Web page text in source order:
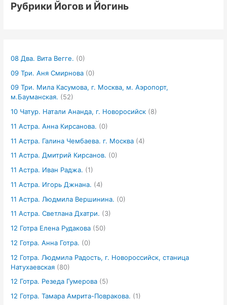
Рубрики Йогов и Йогинь
08 Два. Вита Вегге. (0)
09 Три. Аня Смирнова (0)
09 Три. Мила Касумова, г. Москва, м. Аэропорт,
м.Бауманская. (52)
10 Чатур. Натали Ананда, г. Новоросийск (8)
11 Астра. Анна Кирсанова. (0)
11 Астра. Галина Чембаева. г. Москва (4)
11 Астра. Дмитрий Кирсанов. (0)
11 Астра. Иван Раджа. (1)
11 Астра. Игорь Джнана. (4)
11 Астра. Людмила Вершинина. (0)
11 Астра. Светлана Дхатри. (3)
12 Готра Елена Рудакова (50)
12 Готра. Анна Готра. (0)
12 Готра. Людмила Радость, г. Новороссийск, станица
Натухаевская (80)
12 Готра. Резеда Гумерова (5)
12 Готра. Тамара Амрита-Повракова. (1)